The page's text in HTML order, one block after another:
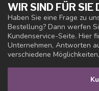
WIR SIND FÜR SIE
Haben Sie eine Frage zu
Bestellung? Dann werfen
Kundenservice-Seite. Hier
Unternehmen, Antworten
verschiedene